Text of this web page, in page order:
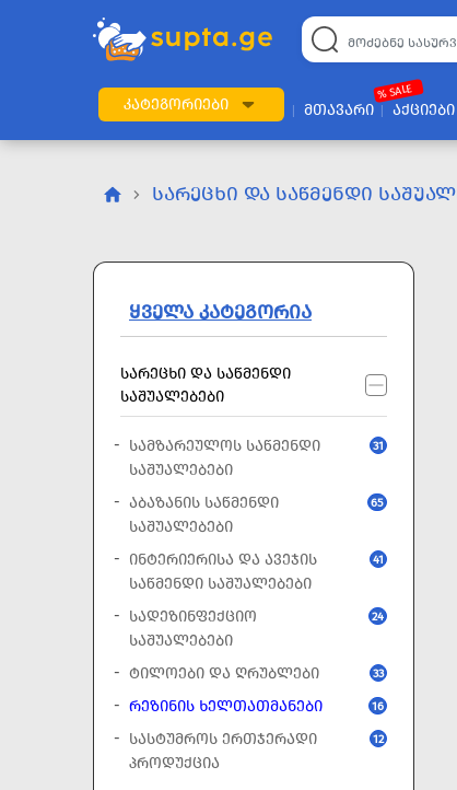
ᲙᲐᲢᲔᲒᲝᲠᲘᲔᲑᲘ ᲛᲗᲐᲕᲐᲠᲘ ᲐᲥᲪᲘᲔᲑᲘ
% SALE
ᲡᲐᲠᲔᲪᲮᲘ ᲓᲐ ᲡᲐᲬᲛᲔᲜᲓᲘ
ᲧᲕᲔᲚᲐ ᲙᲐᲢᲔᲒᲝᲠᲘᲐ
ᲡᲐᲠᲔᲪᲮᲘ ᲓᲐ ᲡᲐᲬᲛᲔᲜᲓᲘ
ᲡᲐᲨᲣᲐᲚᲔᲑᲔᲑᲘ
ᲡᲐᲛᲖᲐᲠᲔᲣᲚᲝᲡ ᲡᲐᲬᲛᲔᲜᲓᲘ
ᲡᲐᲨᲣᲐᲚᲔᲑᲔᲑᲘ
31
ᲐᲑᲐᲖᲐᲜᲘᲡ ᲡᲐᲬᲛᲔᲜᲓᲘ
ᲡᲐᲨᲣᲐᲚᲔᲑᲔᲑᲘ
65
ᲘᲜᲢᲔᲠᲘᲔᲠᲘᲡᲐ ᲓᲐ ᲐᲕᲔᲯᲘᲡ
ᲡᲐᲬᲛᲔᲜᲓᲘ ᲡᲐᲨᲣᲐᲚᲔᲑᲔᲑᲘ
41
ᲡᲐᲓᲔᲖᲘᲜᲤᲔᲥᲪᲘᲝ
ᲡᲐᲨᲣᲐᲚᲔᲑᲔᲑᲘ
24
ᲢᲘᲚᲝᲔᲑᲘ ᲓᲐ ᲦᲠᲣᲑᲚᲔᲑᲘ 33
ᲠᲔᲖᲘᲜᲘᲡ ᲮᲔᲚᲗᲐᲗᲛᲐᲜᲔᲑᲘ 16
ᲡᲐᲡᲢᲣᲛᲠᲝᲡ ᲔᲠᲗᲯᲔᲠᲐᲓᲘ
ᲞᲠᲝᲓᲣᲥᲪᲘᲐ
12